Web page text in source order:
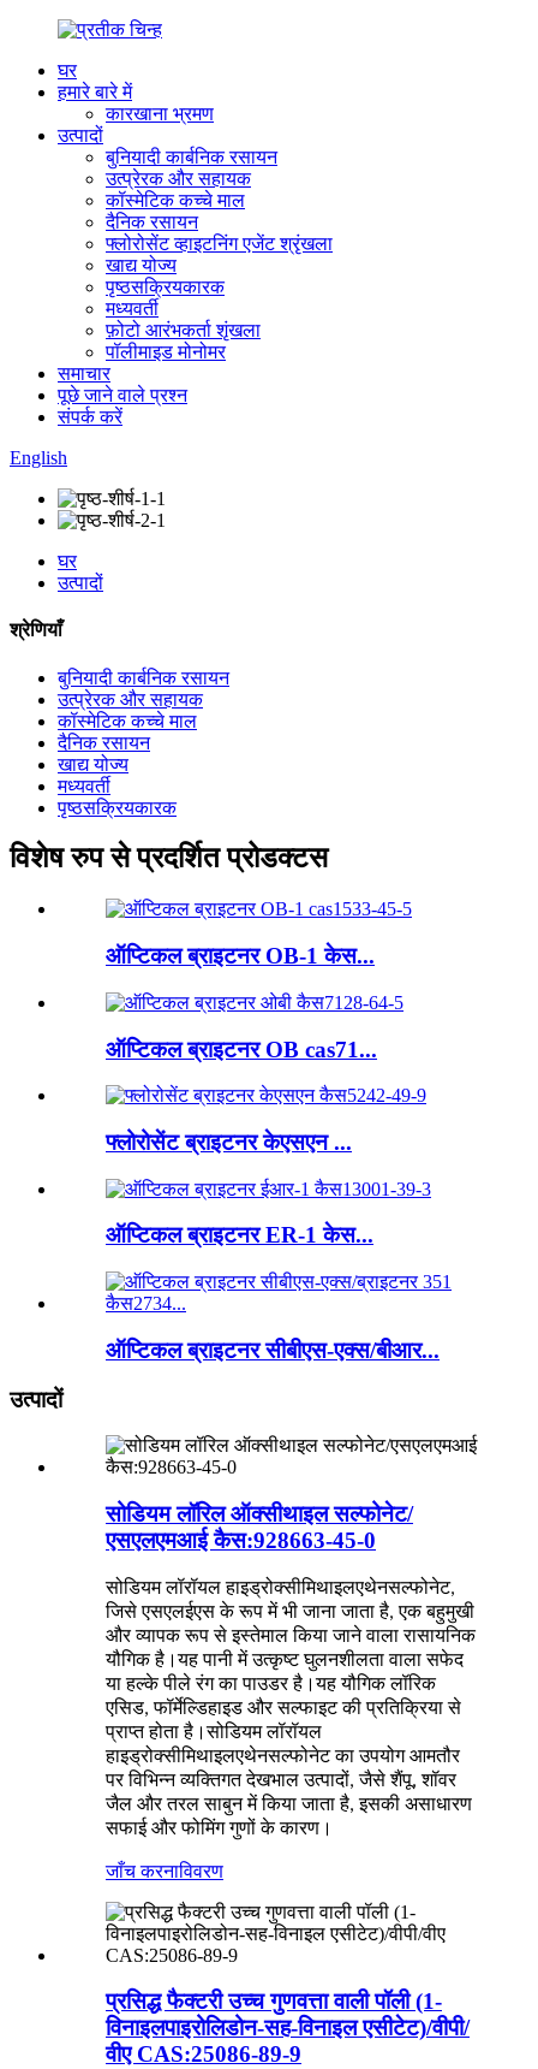
घर
हमारे बारे में
कारखाना भ्रमण
उत्पादों
बुनियादी कार्बनिक रसायन
उत्प्रेरक और सहायक
कॉस्मेटिक कच्चे माल
दैनिक रसायन
फ्लोरोसेंट व्हाइटनिंग एजेंट श्रृंखला
खाद्य योज्य
पृष्ठसक्रियकारक
मध्यवर्ती
फ़ोटो आरंभकर्ता शृंखला
पॉलीमाइड मोनोमर
समाचार
पूछे जाने वाले प्रश्न
संपर्क करें
English
घर
उत्पादों
श्रेणियाँ
बुनियादी कार्बनिक रसायन
उत्प्रेरक और सहायक
कॉस्मेटिक कच्चे माल
दैनिक रसायन
खाद्य योज्य
मध्यवर्ती
पृष्ठसक्रियकारक
विशेष रुप से प्रदर्शित प्रोडक्टस
ऑप्टिकल ब्राइटनर OB-1 केस...
ऑप्टिकल ब्राइटनर OB cas71...
फ्लोरोसेंट ब्राइटनर केएसएन ...
ऑप्टिकल ब्राइटनर ER-1 केस...
ऑप्टिकल ब्राइटनर सीबीएस-एक्स/बीआर...
उत्पादों
सोडियम लॉरिल ऑक्सीथाइल सल्फोनेट/
एसएलएमआई कैस:928663-45-0
सोडियम लॉरॉयल हाइड्रोक्सीमिथाइलएथेनसल्फोनेट,
जिसे एसएलईएस के रूप में भी जाना जाता है, एक बहुमुखी
और व्यापक रूप से इस्तेमाल किया जाने वाला रासायनिक
यौगिक है।यह पानी में उत्कृष्ट घुलनशीलता वाला सफेद
या हल्के पीले रंग का पाउडर है।यह यौगिक लॉरिक
एसिड, फॉर्मेल्डिहाइड और सल्फाइट की प्रतिक्रिया से
प्राप्त होता है।सोडियम लॉरॉयल
हाइड्रोक्सीमिथाइलएथेनसल्फोनेट का उपयोग आमतौर
पर विभिन्न व्यक्तिगत देखभाल उत्पादों, जैसे शैंपू, शॉवर
जैल और तरल साबुन में किया जाता है, इसकी असाधारण
सफाई और फोमिंग गुणों के कारण।
जाँच करनाविवरण
प्रसिद्ध फैक्टरी उच्च गुणवत्ता वाली पॉली (1-
विनाइलपाइरोलिडोन-सह-विनाइल एसीटेट)/वीपी/
वीए CAS:25086-89-9